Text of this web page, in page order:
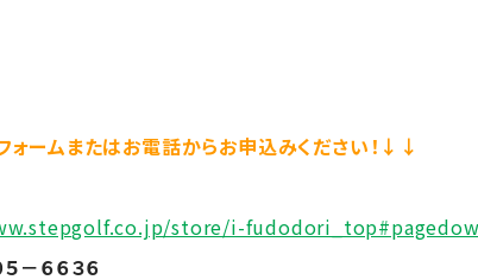
ォームまたはお電話からお申込みください！↓↓
store/i-
－６６３６